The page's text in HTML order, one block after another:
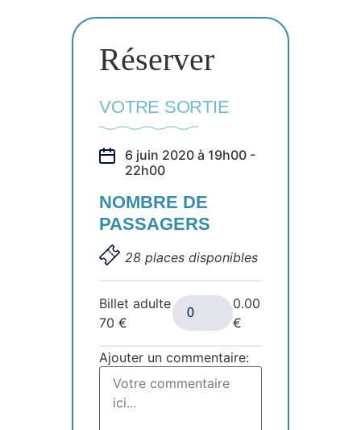
Réserver
VOTRE SORTIE
6 juin 2020 à 19h00 -
22h00
NOMBRE DE
PASSAGERS
28 places disponibles
Billet adulte
70€
0.00
€
Ajouter un commentaire: